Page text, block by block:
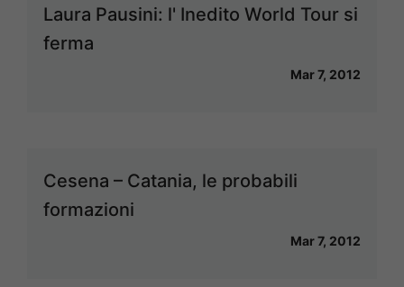
Laura Pausini: l' Inedito World Tour si
ferma
Mar 7, 2012
Cesena – Catania, le probabili
formazioni
Mar 7, 2012